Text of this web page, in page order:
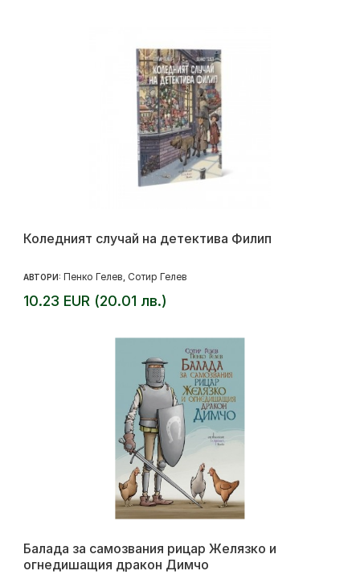
Коледният случай на детектива Филип
АВТОРИ: Пенко Гелев Сотир Гелев
10.23 EUR (20.01 лв.)
Балада за самозвания рицар Желязко и
огнедишащия дракон Димчо